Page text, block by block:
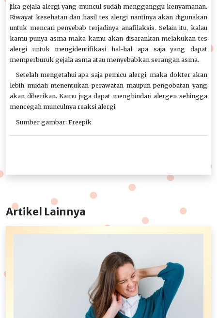
jika gejala alergi yang muncul sudah mengganggu kenyamanan.
Riwayat kesehatan dan hasil tes alergi nantinya akan digunakan
untuk mencari penyebab terjadinya anafilaksis. Selain itu, kalau
kamu punya asma maka kamu akan disarankan melakukan tes
alergi untuk mengidentifikasi hal-hal apa saja yang dapat
memperburuk gejala asma atau menyebabkan serangan asma.
Setelah mengetahui apa saja pemicu alergi, maka dokter akan
lebih mudah menentukan perawatan maupun pengobatan yang
akan diberikan. Kamu juga dapat menghindari alergen sehingga
mencegah munculnya reaksi alergi.
Sumber gambar: Freepik
Artikel Lainnya